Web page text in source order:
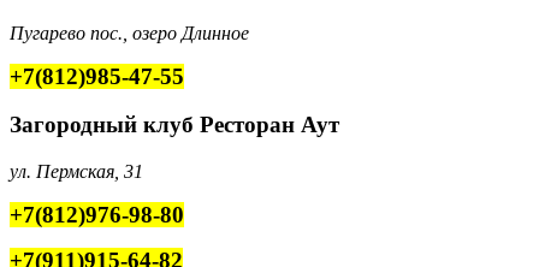
Пугарево пос., озеро Длинное
+7(812)985-47-55
Загородный клуб Ресторан Аут
ул. Пермская, 31
+7(812)976-98-80
+7(911)915-64-82